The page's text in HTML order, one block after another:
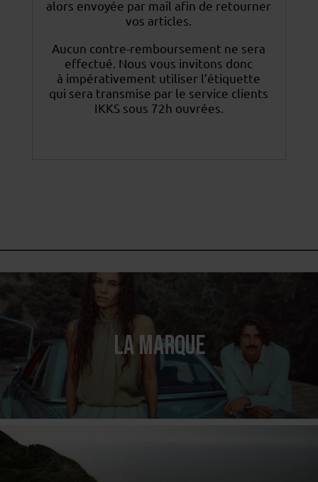
alors envoyée par mail afin de retourner
vos articles.
Aucun contre-remboursement ne sera
effectué. Nous vous invitons donc
à impérativement utiliser l’étiquette
qui sera transmise par le service clients
IKKS sous 72h ouvrées.
LA MARQUE